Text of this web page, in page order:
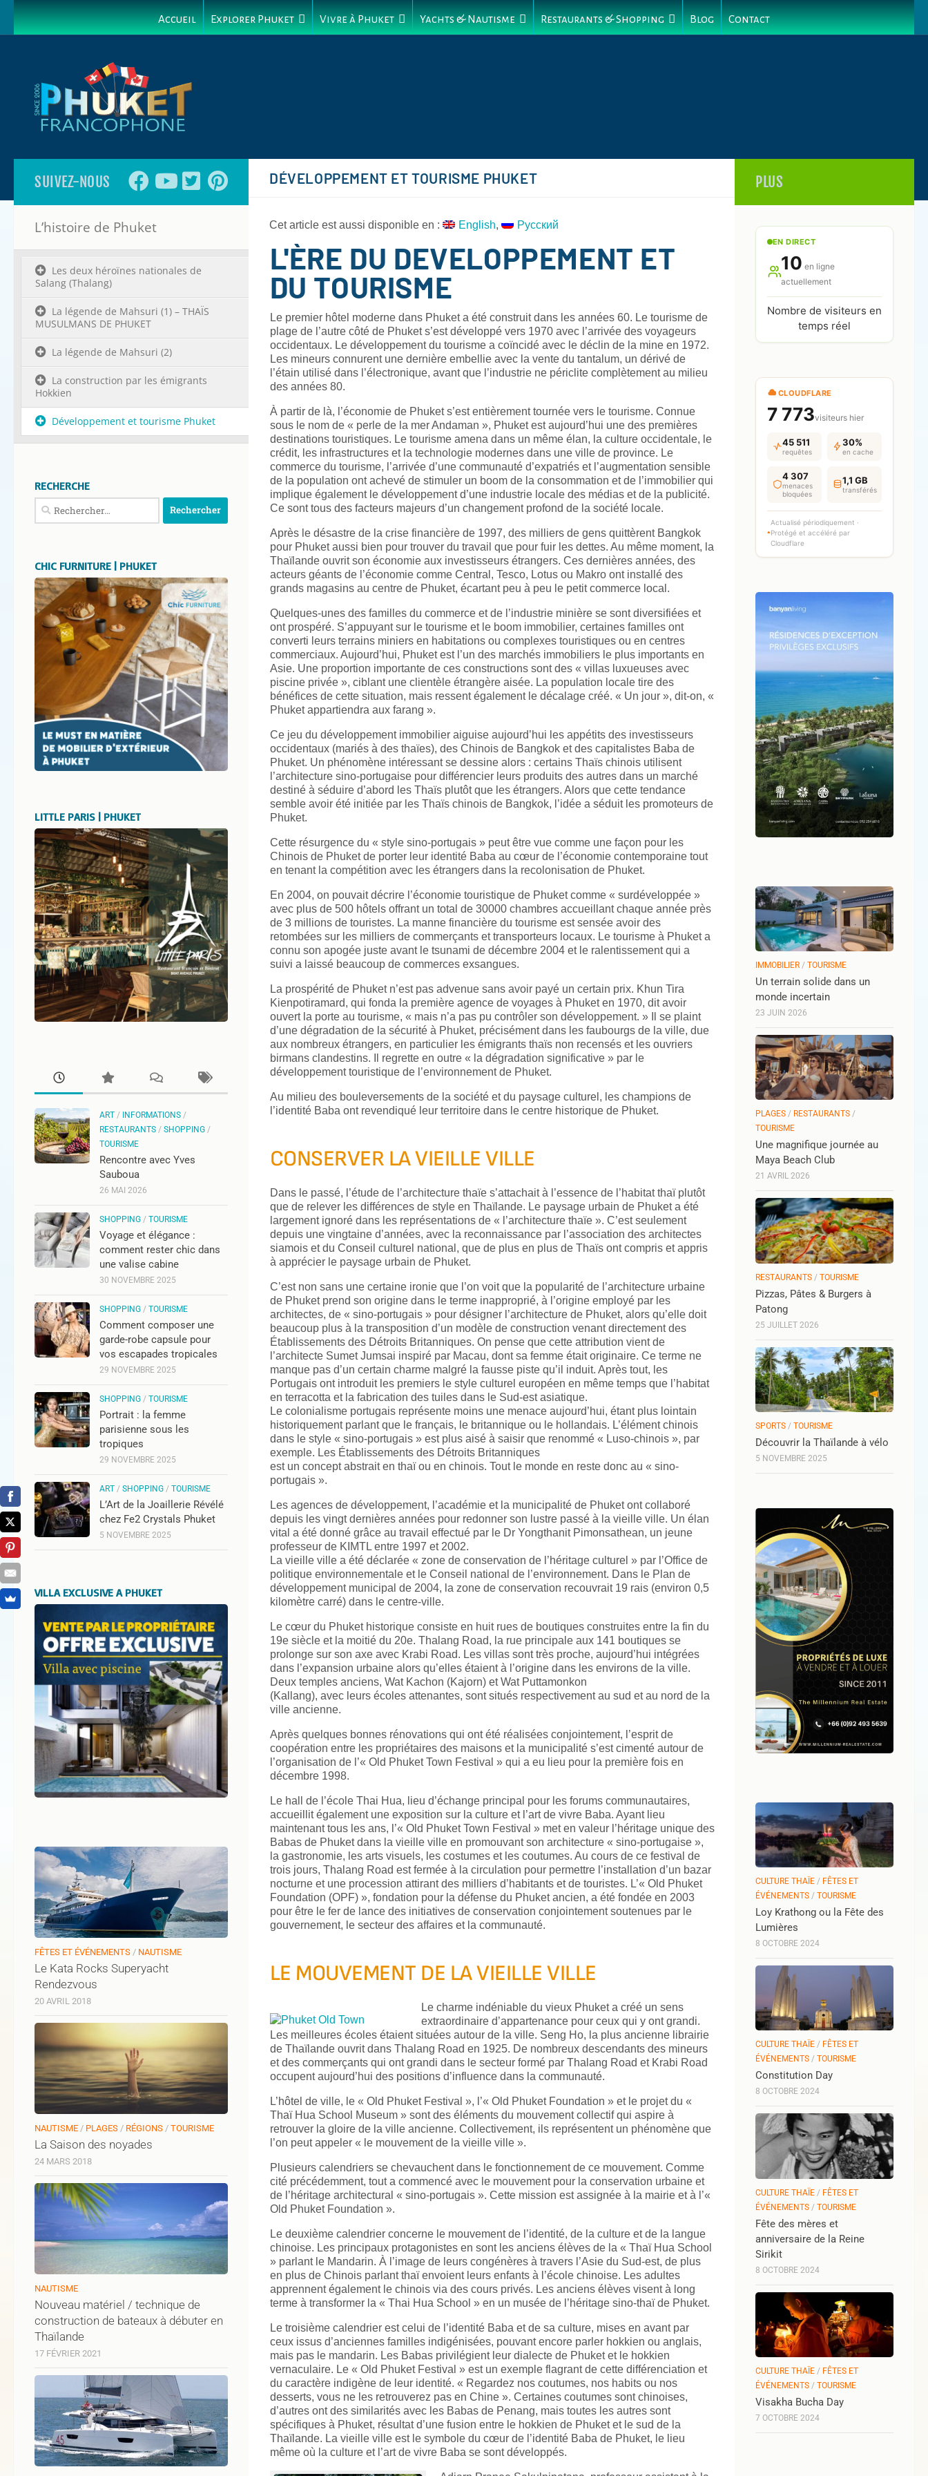
Accueil Explorer Phuket Vivre à Phuket Yachts & Nautisme Restaurants & Shopping Blog Contact
DÉVELOPPEMENT ET TOURISME PHUKET
Cet article est aussi disponible en : English Русский
L'ÈRE DU DEVELOPPEMENT ET
DU TOURISME
Le premier hôtel moderne dans Phuket a été construit dans les années 60. Le tourisme de
plage de l’autre côté de Phuket s’est développé vers 1970 avec l’arrivée des voyageurs
occidentaux. Le développement du tourisme a coïncidé avec le déclin de la mine en 1972.
Les mineurs connurent une dernière embellie avec la vente du tantalum, un dérivé de
l’étain utilisé dans l’électronique, avant que l’industrie ne périclite complètement au milieu
des années 80.
À partir de là, l’économie de Phuket s’est entièrement tournée vers le tourisme. Connue
sous le nom de « perle de la mer Andaman », Phuket est aujourd’hui une des premières
destinations touristiques. Le tourisme amena dans un même élan, la culture occidentale, le
crédit, les infrastructures et la technologie modernes dans une ville de province. Le
commerce du tourisme, l’arrivée d’une communauté d’expatriés et l’augmentation sensible
de la population ont achevé de stimuler un boom de la consommation et de l’immobilier qui
implique également le développement d’une industrie locale des médias et de la publicité.
Ce sont tous des facteurs majeurs d’un changement profond de la société locale.
Après le désastre de la crise financière de 1997, des milliers de gens quittèrent Bangkok
pour Phuket aussi bien pour trouver du travail que pour fuir les dettes. Au même moment, la
Thaïlande ouvrit son économie aux investisseurs étrangers. Ces dernières années, des
acteurs géants de l’économie comme Central, Tesco, Lotus ou Makro ont installé des
grands magasins au centre de Phuket, écartant peu à peu le petit commerce local.
Quelques-unes des familles du commerce et de l’industrie minière se sont diversifiées et
ont prospéré. S’appuyant sur le tourisme et le boom immobilier, certaines familles ont
converti leurs terrains miniers en habitations ou complexes touristiques ou en centres
commerciaux. Aujourd’hui, Phuket est l’un des marchés immobiliers le plus importants en
Asie. Une proportion importante de ces constructions sont des « villas luxueuses avec
piscine privée », ciblant une clientèle étrangère aisée. La population locale tire des
bénéfices de cette situation, mais ressent également le décalage créé. « Un jour », dit-on, «
Phuket appartiendra aux farang ».
Ce jeu du développement immobilier aiguise aujourd’hui les appétits des investisseurs
occidentaux (mariés à des thaïes), des Chinois de Bangkok et des capitalistes Baba de
Phuket. Un phénomène intéressant se dessine alors : certains Thaïs chinois utilisent
l’architecture sino-portugaise pour différencier leurs produits des autres dans un marché
destiné à séduire d’abord les Thaïs plutôt que les étrangers. Alors que cette tendance
semble avoir été initiée par les Thaïs chinois de Bangkok, l’idée a séduit les promoteurs de
Phuket.
Cette résurgence du « style sino-portugais » peut être vue comme une façon pour les
Chinois de Phuket de porter leur identité Baba au cœur de l’économie contemporaine tout
en tenant la compétition avec les étrangers dans la recolonisation de Phuket.
En 2004, on pouvait décrire l’économie touristique de Phuket comme « surdéveloppée »
avec plus de 500 hôtels offrant un total de 30000 chambres accueillant chaque année près
de 3 millions de touristes. La manne financière du tourisme est sensée avoir des
retombées sur les milliers de commerçants et transporteurs locaux. Le tourisme à Phuket a
connu son apogée juste avant le tsunami de décembre 2004 et le ralentissement qui a
suivi a laissé beaucoup de commerces exsangues.
La prospérité de Phuket n’est pas advenue sans avoir payé un certain prix. Khun Tira
Kienpotiramard, qui fonda la première agence de voyages à Phuket en 1970, dit avoir
ouvert la porte au tourisme, « mais n’a pas pu contrôler son développement. » Il se plaint
d’une dégradation de la sécurité à Phuket, précisément dans les faubourgs de la ville, due
aux nombreux étrangers, en particulier les émigrants thaïs non recensés et les ouvriers
birmans clandestins. Il regrette en outre « la dégradation significative » par le
développement touristique de l’environnement de Phuket.
Au milieu des bouleversements de la société et du paysage culturel, les champions de
l’identité Baba ont revendiqué leur territoire dans le centre historique de Phuket.
CONSERVER LA VIEILLE VILLE
Dans le passé, l’étude de l’architecture thaïe s’attachait à l’essence de l’habitat thaï plutôt
que de relever les différences de style en Thaïlande. Le paysage urbain de Phuket a été
largement ignoré dans les représentations de « l’architecture thaïe ». C’est seulement
depuis une vingtaine d’années, avec la reconnaissance par l’association des architectes
siamois et du Conseil culturel national, que de plus en plus de Thaïs ont compris et appris
à apprécier le paysage urbain de Phuket.
C’est non sans une certaine ironie que l’on voit que la popularité de l’architecture urbaine
de Phuket prend son origine dans le terme inapproprié, à l’origine employé par les
architectes, de « sino-portugais » pour désigner l’architecture de Phuket, alors qu’elle doit
beaucoup plus à la transposition d’un modèle de construction venant directement des
Établissements des Détroits Britanniques. On pense que cette attribution vient de
l’architecte Sumet Jumsai inspiré par Macau, dont sa femme était originaire. Ce terme ne
manque pas d’un certain charme malgré la fausse piste qu’il induit. Après tout, les
Portugais ont introduit les premiers le style culturel européen en même temps que l’habitat
en terracotta et la fabrication des tuiles dans le Sud-est asiatique.
Le colonialisme portugais représente moins une menace aujourd’hui, étant plus lointain
historiquement parlant que le français, le britannique ou le hollandais. L’élément chinois
dans le style « sino-portugais » est plus aisé à saisir que renommé « Luso-chinois », par
exemple. Les Établissements des Détroits Britanniques
est un concept abstrait en thaï ou en chinois. Tout le monde en reste donc au « sino-
portugais ».
Les agences de développement, l’académie et la municipalité de Phuket ont collaboré
depuis les vingt dernières années pour redonner son lustre passé à la vieille ville. Un élan
vital a été donné grâce au travail effectué par le Dr Yongthanit Pimonsathean, un jeune
professeur de KIMTL entre 1997 et 2002.
La vieille ville a été déclarée « zone de conservation de l’héritage culturel » par l’Office de
politique environnementale et le Conseil national de l’environnement. Dans le Plan de
développement municipal de 2004, la zone de conservation recouvrait 19 rais (environ 0,5
kilomètre carré) dans le centre-ville.
Le cœur du Phuket historique consiste en huit rues de boutiques construites entre la fin du
19e siècle et la moitié du 20e. Thalang Road, la rue principale aux 141 boutiques se
prolonge sur son axe avec Krabi Road. Les villas sont très proche, aujourd’hui intégrées
dans l’expansion urbaine alors qu’elles étaient à l’origine dans les environs de la ville.
Deux temples anciens, Wat Kachon (Kajorn) et Wat Puttamonkon
(Kallang), avec leurs écoles attenantes, sont situés respectivement au sud et au nord de la
ville ancienne.
Après quelques bonnes rénovations qui ont été réalisées conjointement, l’esprit de
coopération entre les propriétaires des maisons et la municipalité s’est cimenté autour de
l’organisation de l’« Old Phuket Town Festival » qui a eu lieu pour la première fois en
décembre 1998.
Le hall de l’école Thai Hua, lieu d’échange principal pour les forums communautaires,
accueillit également une exposition sur la culture et l’art de vivre Baba. Ayant lieu
maintenant tous les ans, l’« Old Phuket Town Festival » met en valeur l’héritage unique des
Babas de Phuket dans la vieille ville en promouvant son architecture « sino-portugaise »,
la gastronomie, les arts visuels, les costumes et les coutumes. Au cours de ce festival de
trois jours, Thalang Road est fermée à la circulation pour permettre l’installation d’un bazar
nocturne et une procession attirant des milliers d’habitants et de touristes. L’« Old Phuket
Foundation (OPF) », fondation pour la défense du Phuket ancien, a été fondée en 2003
pour être le fer de lance des initiatives de conservation conjointement soutenues par le
gouvernement, le secteur des affaires et la communauté.
LE MOUVEMENT DE LA VIEILLE VILLE
Le charme indéniable du vieux Phuket a créé un sens
extraordinaire d’appartenance pour ceux qui y ont grandi.
Les meilleures écoles étaient situées autour de la ville. Seng Ho, la plus ancienne librairie
de Thaïlande ouvrit dans Thalang Road en 1925. De nombreux descendants des mineurs
et des commerçants qui ont grandi dans le secteur formé par Thalang Road et Krabi Road
occupent aujourd’hui des positions d’influence dans la communauté.
L’hôtel de ville, le « Old Phuket Festival », l’« Old Phuket Foundation » et le projet du «
Thaï Hua School Museum » sont des éléments du mouvement collectif qui aspire à
retrouver la gloire de la ville ancienne. Collectivement, ils représentent un phénomène que
l’on peut appeler « le mouvement de la vieille ville ».
Plusieurs calendriers se chevauchent dans le fonctionnement de ce mouvement. Comme
cité précédemment, tout a commencé avec le mouvement pour la conservation urbaine et
de l’héritage architectural « sino-portugais ». Cette mission est assignée à la mairie et à l’«
Old Phuket Foundation ».
Le deuxième calendrier concerne le mouvement de l’identité, de la culture et de la langue
chinoise. Les principaux protagonistes en sont les anciens élèves de la « Thaï Hua School
» parlant le Mandarin. À l’image de leurs congénères à travers l’Asie du Sud-est, de plus
en plus de Chinois parlant thaï envoient leurs enfants à l’école chinoise. Les adultes
apprennent également le chinois via des cours privés. Les anciens élèves visent à long
terme à transformer la « Thai Hua School » en un musée de l’héritage sino-thaï de Phuket.
Le troisième calendrier est celui de l’identité Baba et de sa culture, mises en avant par
ceux issus d’anciennes familles indigénisées, pouvant encore parler hokkien ou anglais,
mais pas le mandarin. Les Babas privilégient leur dialecte de Phuket et le hokkien
vernaculaire. Le « Old Phuket Festival » est un exemple flagrant de cette différenciation et
du caractère indigène de leur identité. « Regardez nos coutumes, nos habits ou nos
desserts, vous ne les retrouverez pas en Chine ». Certaines coutumes sont chinoises,
d’autres ont des similarités avec les Babas de Penang, mais toutes les autres sont
spécifiques à Phuket, résultat d’une fusion entre le hokkien de Phuket et le sud de la
Thaïlande. La vieille ville est le symbole du cœur de l’identité Baba de Phuket, le lieu
même où la culture et l’art de vivre Baba se sont développés.
SUIVEZ-NOUS
L’histoire de Phuket
Les deux héroïnes nationales de
Salang (Thalang)
La légende de Mahsuri (1) – THAÏS
MUSULMANS DE PHUKET
La légende de Mahsuri (2)
La construction par les émigrants
Hokkien
Développement et tourisme Phuket
RECHERCHE
Rechercher :
CHIC FURNITURE | PHUKET
LITTLE PARIS | PHUKET
ART / INFORMATIONS /
RESTAURANTS / SHOPPING /
TOURISME
Rencontre avec Yves
Sauboua
26 MAI 2026
SHOPPING / TOURISME
Voyage et élégance :
comment rester chic dans
une valise cabine
30 NOVEMBRE 2025
SHOPPING / TOURISME
Comment composer une
garde-robe capsule pour
vos escapades tropicales
29 NOVEMBRE 2025
SHOPPING / TOURISME
Portrait : la femme
parisienne sous les
tropiques
29 NOVEMBRE 2025
ART / SHOPPING / TOURISME
L’Art de la Joaillerie Révélé
chez Fe2 Crystals Phuket
5 NOVEMBRE 2025
VILLA EXCLUSIVE A PHUKET
FÊTES ET ÉVÉNEMENTS / NAUTISME
Le Kata Rocks Superyacht
Rendezvous
20 AVRIL 2018
NAUTISME / PLAGES / RÉGIONS / TOURISME
La Saison des noyades
24 MARS 2018
NAUTISME
Nouveau matériel / technique de
construction de bateaux à débuter en
Thaïlande
17 FÉVRIER 2021
PLUS
EN DIRECT
10 en ligne
actuellement
Nombre de visiteurs en
temps réel
CLOUDFLARE
7 773visiteurs hier
45 511
requêtes
30%
en cache
4 307
menaces
bloquées
1,1 GB
transférés
Actualisé périodiquement ·
Protégé et accéléré par
Cloudflare
IMMOBILIER / TOURISME
Un terrain solide dans un
monde incertain
23 JUIN 2026
PLAGES / RESTAURANTS /
TOURISME
Une magnifique journée au
Maya Beach Club
21 AVRIL 2026
RESTAURANTS / TOURISME
Pizzas, Pâtes & Burgers à
Patong
25 JUILLET 2026
SPORTS / TOURISME
Découvrir la Thaïlande à vélo
5 NOVEMBRE 2025
CULTURE THAÏE / FÊTES ET
ÉVÉNEMENTS / TOURISME
Loy Krathong ou la Fête des
Lumières
8 OCTOBRE 2024
CULTURE THAÏE / FÊTES ET
ÉVÉNEMENTS / TOURISME
Constitution Day
8 OCTOBRE 2024
CULTURE THAÏE / FÊTES ET
ÉVÉNEMENTS / TOURISME
Fête des mères et
anniversaire de la Reine
Sirikit
8 OCTOBRE 2024
CULTURE THAÏE / FÊTES ET
ÉVÉNEMENTS / TOURISME
Visakha Bucha Day
7 OCTOBRE 2024